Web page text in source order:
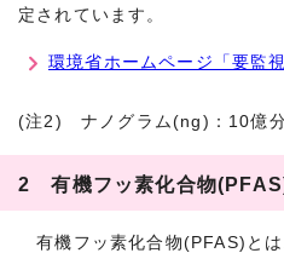
定されています。
環境省ホームページ「要監
(注2) ナノグラム(ng)：10億分
2 有機フッ素化合物
有機フッ素化合物(PFAS)と